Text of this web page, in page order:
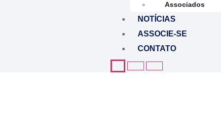
Associados
NOTÍCIAS
ASSOCIE-SE
CONTATO